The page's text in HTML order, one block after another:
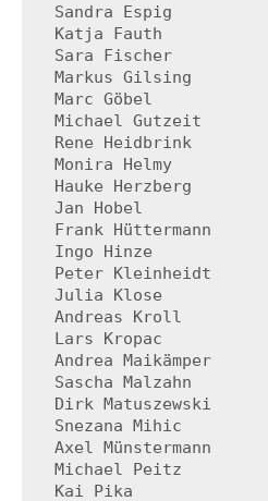
Sandra Espig
Katja Fauth
Sara Fischer
Markus Gilsing
Marc Göbel
Michael Gutzeit
Rene Heidbrink
Monira Helmy
Hauke Herzberg
Jan Hobel
Frank Hüttermann
Ingo Hinze
Peter Kleinheidt
Julia Klose
Andreas Kroll
Lars Kropac
Andrea Maikämper
Sascha Malzahn
Dirk Matuszewski
Snezana Mihic
Axel Münstermann
Michael Peitz
Kai Pika